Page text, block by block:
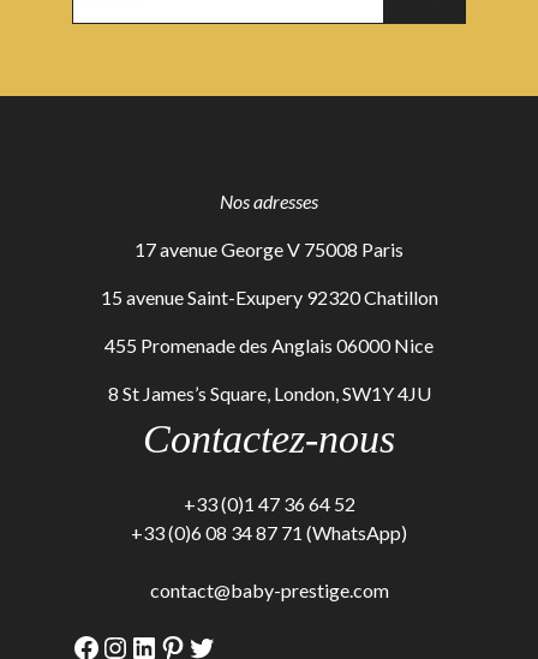
Nos adresses
17 avenue George V 75008 Paris
15 avenue Saint-Exupery 92320 Chatillon
455 Promenade des Anglais 06000 Nice
8 St James’s Square, London, SW1Y 4JU
Contactez-nous
+33 (0)1 47 36 64 52
+33 (0)6 08 34 87 71 (WhatsApp)
contact@baby-prestige.com
Facebook
Instagram
LinkedIn
Pinterest
Twitter